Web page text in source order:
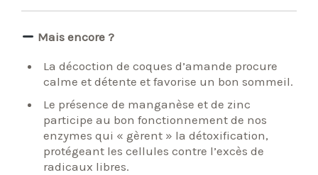
Mais encore ?
La décoction de coques d’amande procure
calme et détente et favorise un bon sommeil.
Le présence de manganèse et de zinc
participe au bon fonctionnement de nos
enzymes qui « gèrent » la détoxification,
protégeant les cellules contre l’excès de
radicaux libres.